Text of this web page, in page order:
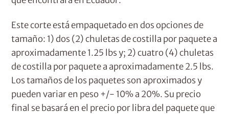
Este corte está empaquetado en dos opciones de
tamaño: 1) dos (2) chuletas de costilla por paquete a
aproximadamente 1.25 lbs y; 2) cuatro (4) chuletas
de costilla por paquete a aproximadamente 2.5 lbs.
Los tamaños de los paquetes son aproximados y
pueden variar en peso +/- 10% a 20%. Su precio
final se basará en el precio por libra del paquete que